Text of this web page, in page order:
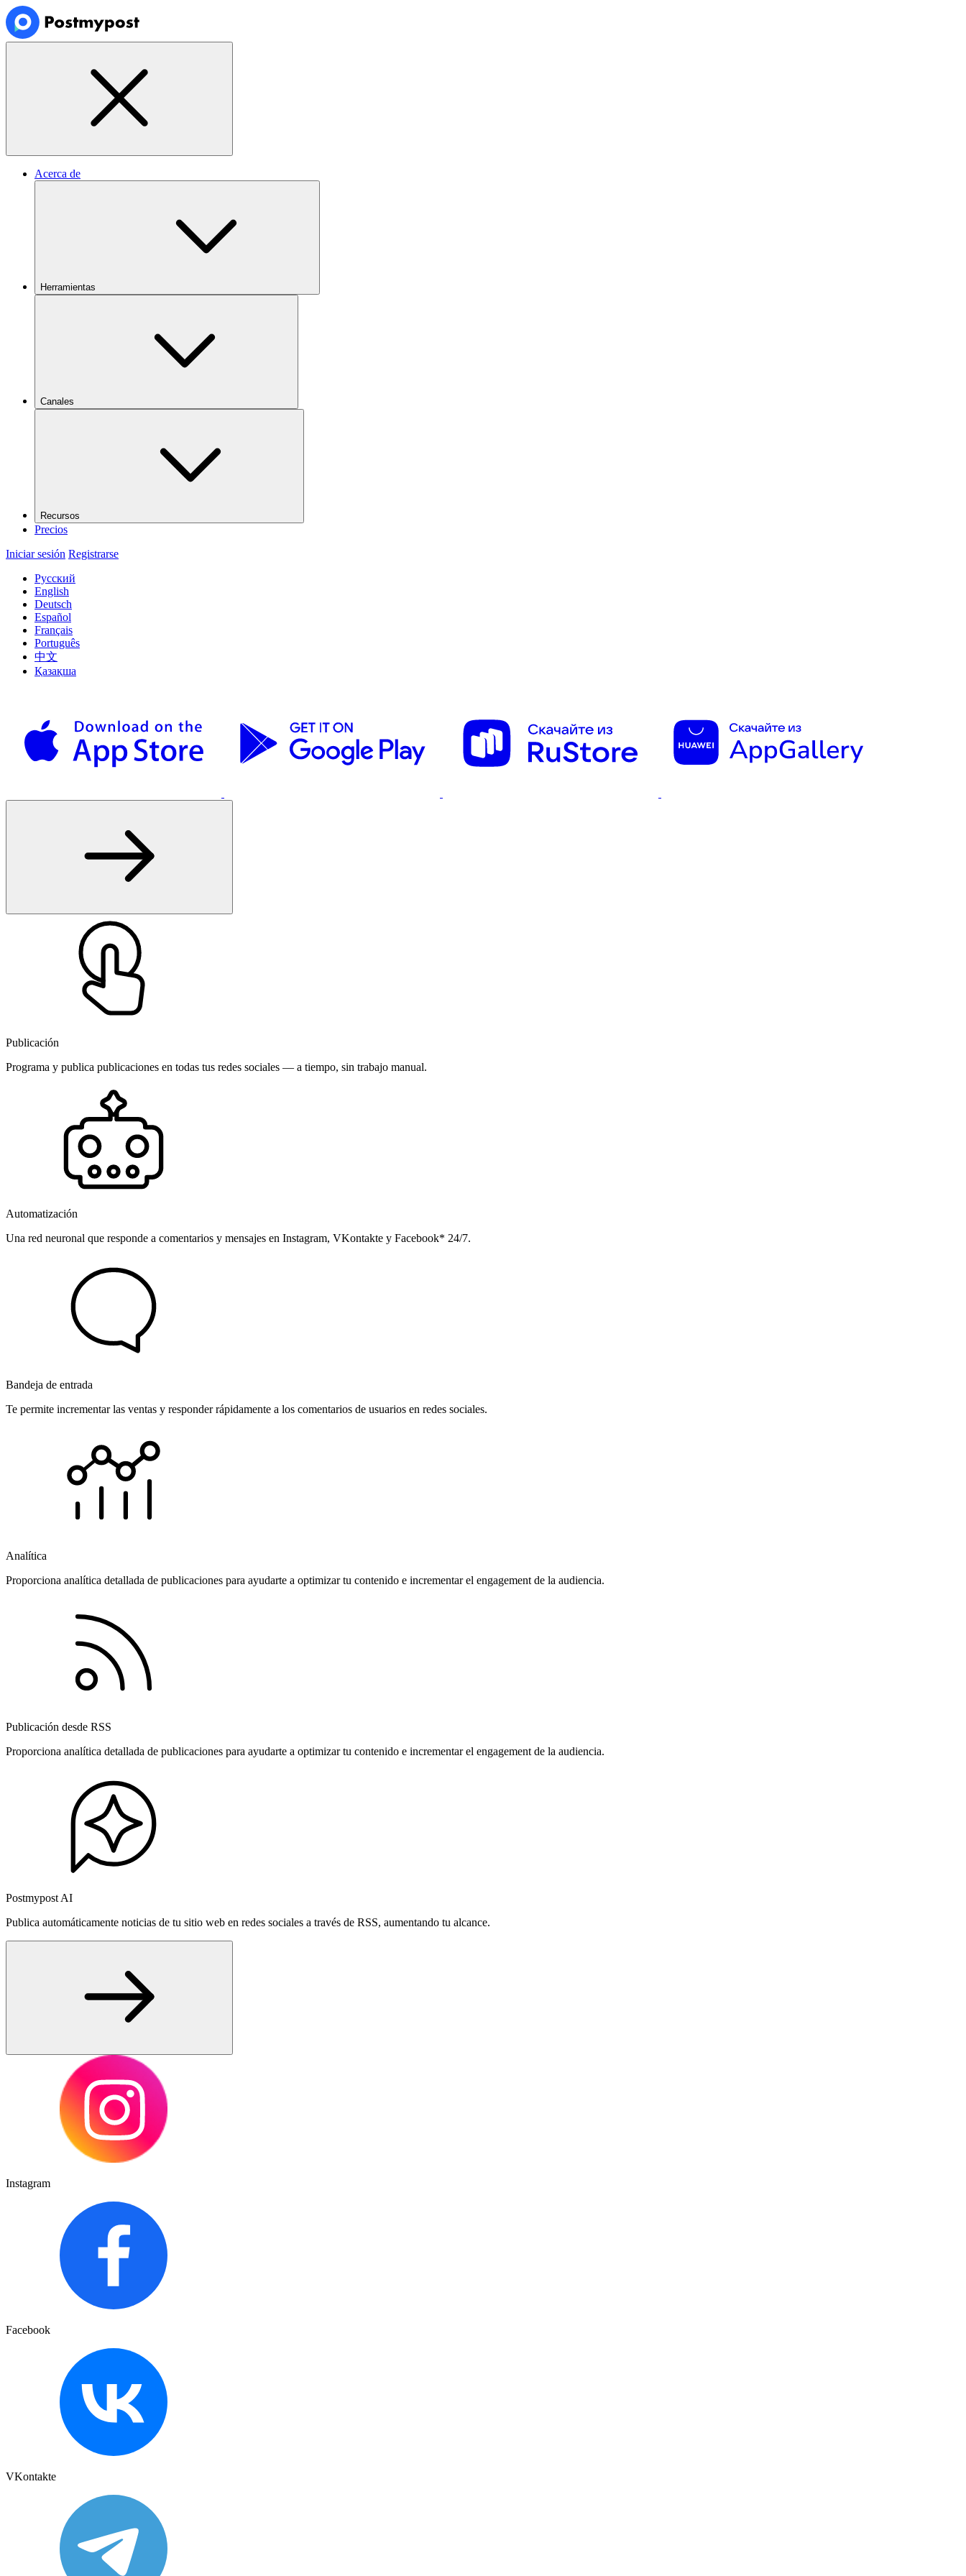
Acerca de
Herramientas
Canales
Recursos
Precios
Iniciar sesión Registrarse
Русский
English
Deutsch
Español
Français
Português
中文
Қазақша
Publicación
Programa y publica publicaciones en todas tus redes sociales — a tiempo, sin trabajo manual.
Automatización
Una red neuronal que responde a comentarios y mensajes en Instagram, VKontakte y Facebook* 24/7.
Bandeja de entrada
Te permite incrementar las ventas y responder rápidamente a los comentarios de usuarios en redes sociales.
Analítica
Proporciona analítica detallada de publicaciones para ayudarte a optimizar tu contenido e incrementar el engagement de la audiencia.
Publicación desde RSS
Proporciona analítica detallada de publicaciones para ayudarte a optimizar tu contenido e incrementar el engagement de la audiencia.
Postmypost AI
Publica automáticamente noticias de tu sitio web en redes sociales a través de RSS, aumentando tu alcance.
Instagram
Facebook
VKontakte